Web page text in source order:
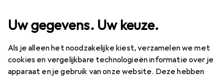
Uw gegevens. Uw keuze.
Als je alleen het noodzakelijke kiest, verzamelen we met
cookies en vergelijkbare technologieën informatie over je
apparaat en je gebruik van onze website. Deze hebben
Horloge Zeppelin 100 jaar 7690M-1 Quartz WYP horloge
4 afbeeldingen